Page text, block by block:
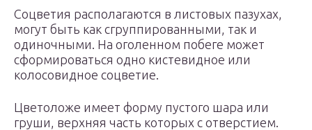
Соцветия располагаются в листовых пазухах,
могут быть как сгруппированными, так и
одиночными. На оголенном побеге может
сформироваться одно кистевидное или
колосовидное соцветие.
Цветоложе имеет форму пустого шара или
груши, верхняя часть которых с отверстием.